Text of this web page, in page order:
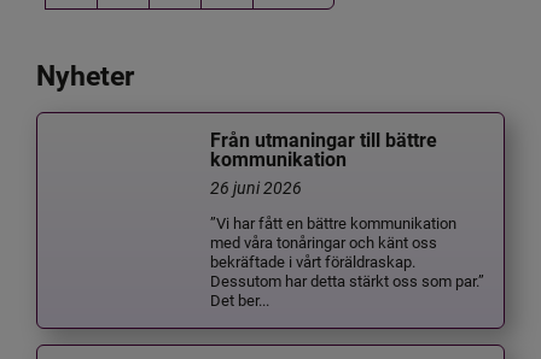
Nyheter
Från utmaningar till bättre
kommunikation
26 juni 2026
”Vi har fått en bättre kommunikation
med våra tonåringar och känt oss
bekräftade i vårt föräldraskap.
Dessutom har detta stärkt oss som par.”
Det ber...